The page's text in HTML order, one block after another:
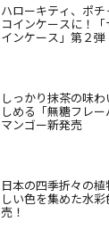
ハローキティ、ポ
コインケースに！
インケース」第２弾
しっかり抹茶の味
しめる「無糖フレー
マンゴー新発売
日本の四季折々の
しい色を集めた水
売！